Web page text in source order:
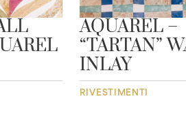
AQUAREL –
“TARTAN”
INLAY
RIVESTIMENTI